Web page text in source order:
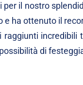
il nostro
ha ottenuto il
incredibili
di